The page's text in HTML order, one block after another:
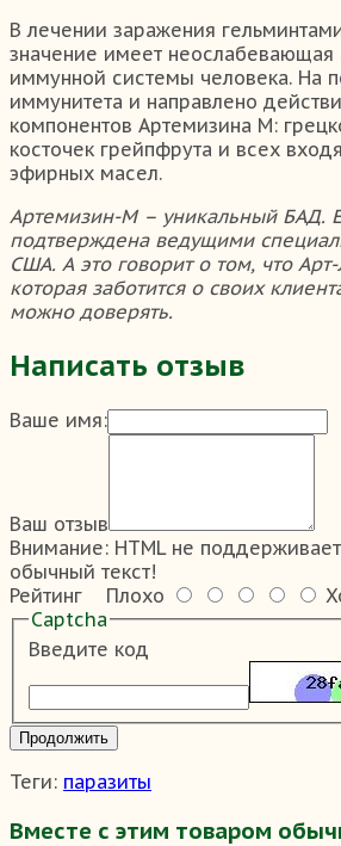
В лечении заражения
значение имеет неослабевающая
иммунной системы человека. На
иммунитета и направлено
компонентов Артемизина М:
косточек грейпфрута и всех
эфирных масел.
Артемизин-М – уникальный БАД.
подтверждена ведущими
США. А это говорит о том, что
которая заботится о своих
можно доверять.
Написать отзыв
Ваше имя:
Ваш отзыв
Внимание: HTML не
обычный текст!
Рейтинг Плохо
Captcha
Введите код
Продолжить
Теги: паразиты
Вместе с этим товаром